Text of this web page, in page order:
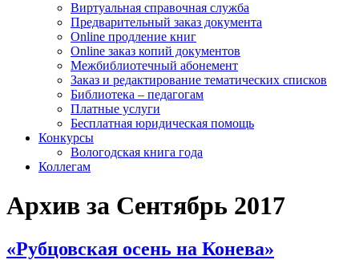
Виртуальная справочная служба
Предварительный заказ документа
Online продление книг
Online заказ копий документов
Межбиблиотечный абонемент
Заказ и редактирование тематических списков
Библиотека – педагогам
Платные услуги
Бесплатная юридическая помощь
Конкурсы
Вологодская книга года
Коллегам
Архив за Сентябрь 2017
«Рубцовская осень на Конева»